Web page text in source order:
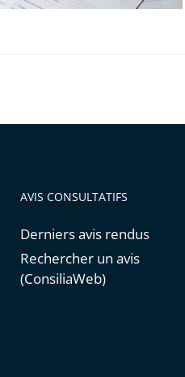
AVIS CONSULTATIFS
Derniers avis rendus
Rechercher un avis
(ConsiliaWeb)